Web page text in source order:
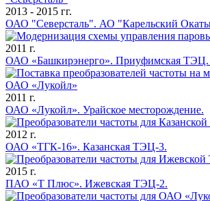
2013 - 2015 гг.
ОАО "Северсталь". АО "Карельский
2011 г.
ОАО «Башкирэнерго». Приуфимская
2011 г.
ОАО «Лукойл». Урайское месторождение.
2012 г.
ОАО «ТГК-16». Казанская ТЭЦ-3.
2015 г.
ПАО «Т Плюс». Ижевская ТЭЦ-2.